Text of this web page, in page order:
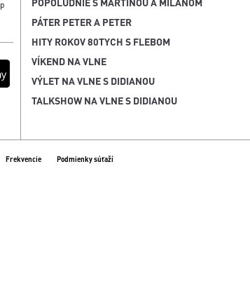
PÁTER PETER A PETER
HITY ROKOV 80TYCH S FLEBOM
VÍKEND NA VLNE
VÝLET NA VLNE S DIDIANOU
TALKSHOW NA VLNE S DIDIANOU
Frekvencie Podmienky súťaží